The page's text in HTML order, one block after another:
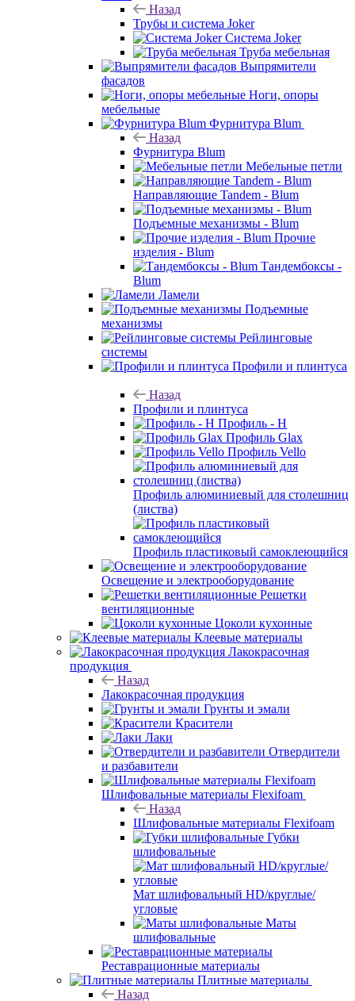
Назад
Трубы и система Joker
Система Joker
Труба мебельная
Выпрямители
фасадов
Ноги, опоры
мебельные
Фурнитура Blum
Назад
Фурнитура Blum
Мебельные петли
Направляющие Tandem - Blum
Подъемные механизмы - Blum
Прочие
изделия - Blum
Тандембоксы -
Blum
Ламели
Подъемные
механизмы
Рейлинговые
системы
Профили и плинтуса
Назад
Профили и плинтуса
Профиль - H
Профиль Glax
Профиль Vello
Профиль алюминиевый для столешниц
(листва)
Профиль пластиковый самоклеющийся
Освещение и электрооборудование
Решетки
вентиляционные
Цоколи кухонные
Клеевые материалы
Лакокрасочная
продукция
Назад
Лакокрасочная продукция
Грунты и эмали
Красители
Лаки
Отвердители
и разбавители
Шлифовальные материалы Flexifoam
Назад
Шлифовальные материалы Flexifoam
Губки
шлифовальные
Мат шлифовальный HD/круглые/
угловые
Маты
шлифовальные
Реставрационные материалы
Плитные материалы
Назад